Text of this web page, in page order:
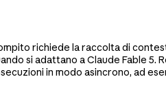
richiede la raccolta di
si adattano a Claude Fable 5.
in modo asincrono, ad